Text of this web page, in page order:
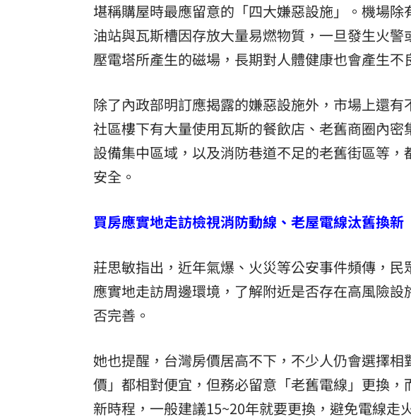
堪稱購屋時最應留意的「四大嫌惡設施」。機場
油站與瓦斯槽因存放大量易燃物質，一旦發生火
壓電塔所產生的磁場，長期對人體健康也會產生不
除了內政部明訂應揭露的嫌惡設施外，市場上還
社區樓下有大量使用瓦斯的餐飲店、老舊商圈內
設備集中區域，以及消防巷道不足的老舊街區等
安全。
買房應實地走訪檢視消防動線、老屋電線汰舊換新
莊思敏指出，近年氣爆、火災等公安事件頻傳，
應實地走訪周邊環境，了解附近是否存在高風險
否完善。
她也提醒，台灣房價居高不下，不少人仍會選擇
價」都相對便宜，但務必留意「老舊電線」更換
新時程，一般建議15~20年就要更換，避免電線走